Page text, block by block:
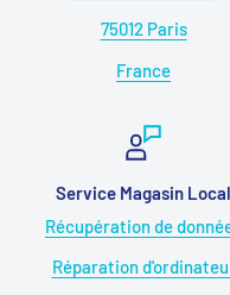
75012 Paris
France
Service Magasin Local
Récupération de
Réparation